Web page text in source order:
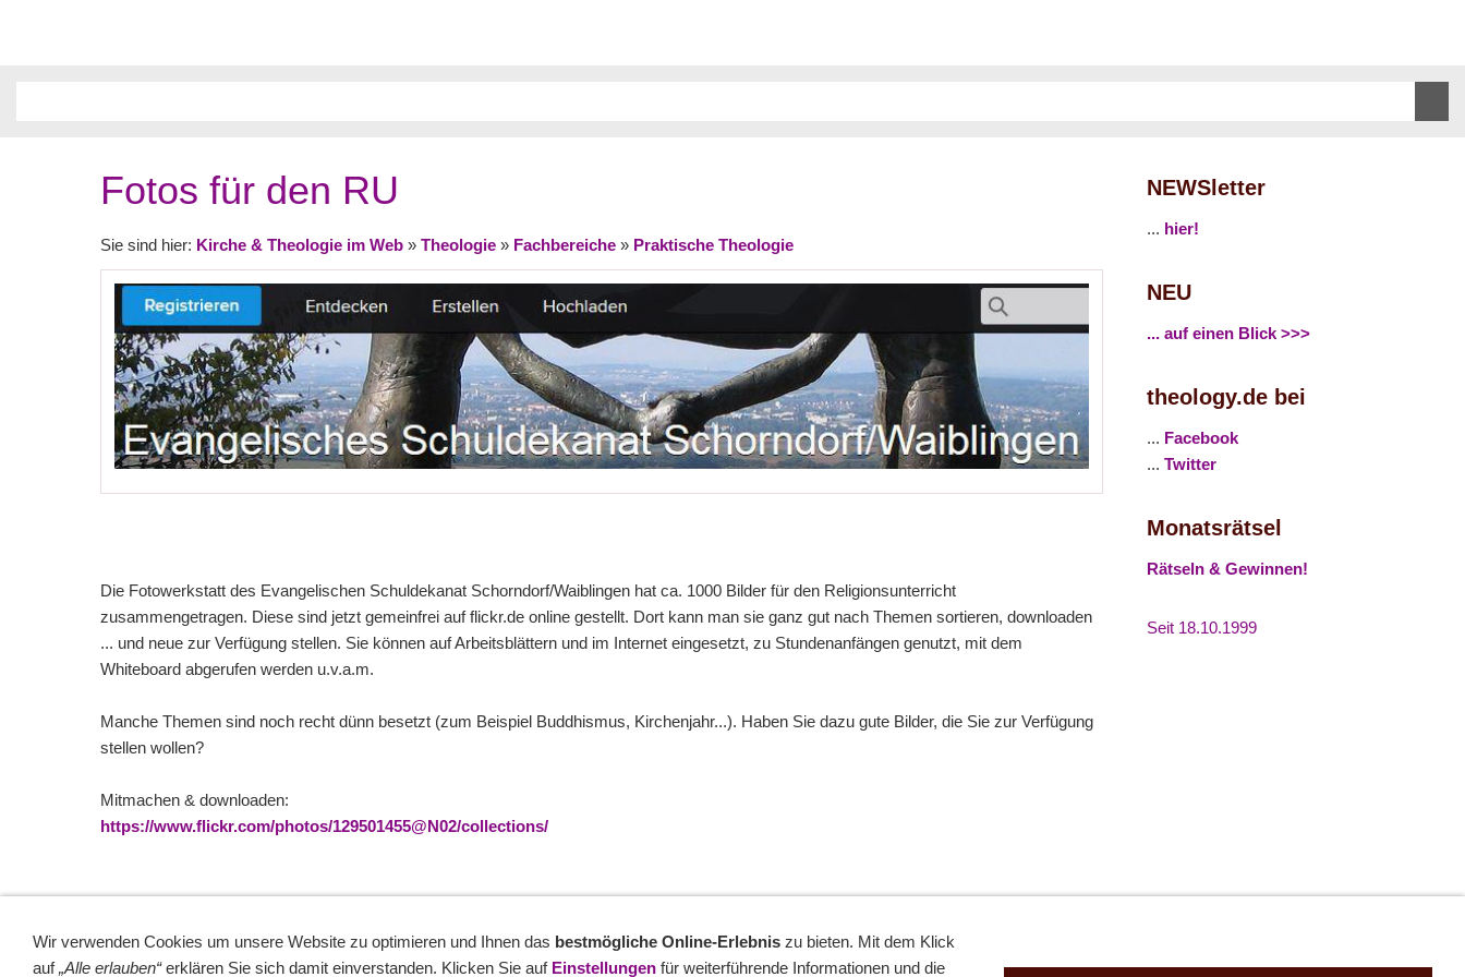
Fotos für den RU
Sie sind hier: Kirche & Theologie im Web » Theologie » Fachbereiche » Praktische Theologie
Die Fotowerkstatt des Evangelischen Schuldekanat Schorndorf/Waiblingen hat ca. 1000 Bilder für den Religionsunterricht
zusammengetragen. Diese sind jetzt gemeinfrei auf flickr.de online gestellt. Dort kann man sie ganz gut nach Themen sortieren, downloaden
... und neue zur Verfügung stellen. Sie können auf Arbeitsblättern und im Internet eingesetzt, zu Stundenanfängen genutzt, mit dem
Whiteboard abgerufen werden u.v.a.m.
Manche Themen sind noch recht dünn besetzt (zum Beispiel Buddhismus, Kirchenjahr...). Haben Sie dazu gute Bilder, die Sie zur Verfügung
stellen wollen?
Mitmachen & downloaden:
https://www.flickr.com/photos/129501455@N02/collections/
NEWSletter
... hier!
NEU
... auf einen Blick >>>
theology.de bei
... Facebook
... Twitter
Monatsrätsel
Rätseln & Gewinnen!
Seit 18.10.1999
Wir verwenden Cookies um unsere Website zu optimieren und Ihnen das bestmögliche Online-Erlebnis zu bieten. Mit dem Klick
auf„Alle erlauben“erklären Sie sich damit einverstanden. Klicken Sie auf Einstellungen für weiterführende Informationen und die